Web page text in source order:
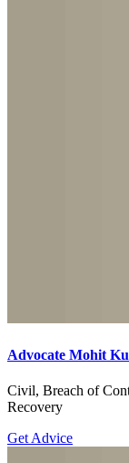
Advocate Mohit
Civil, Breach of
Recovery
Get Advice